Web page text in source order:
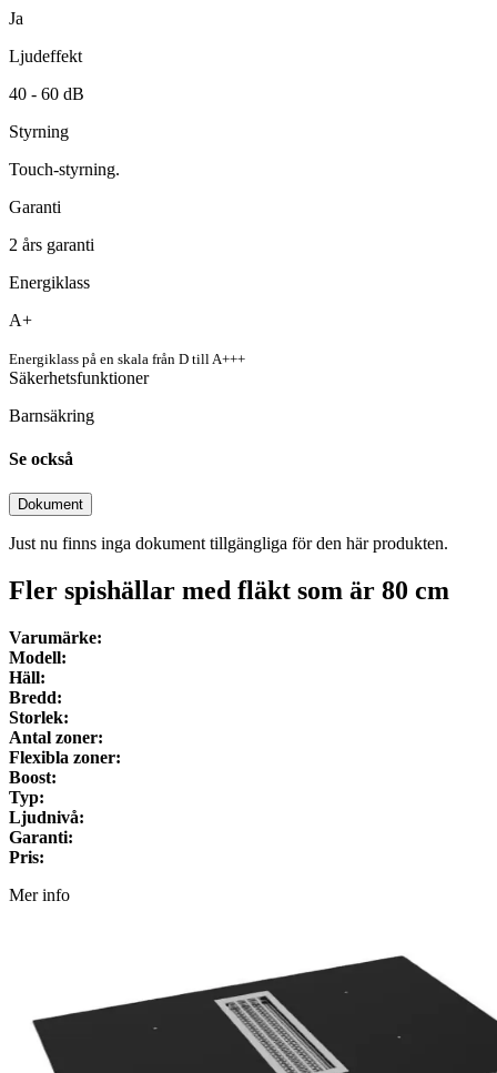
Ja
Ljudeffekt
40 - 60 dB
Styrning
Touch-styrning.
Garanti
2 års garanti
Energiklass
A+
Energiklass på en skala från D till A+++
Säkerhetsfunktioner
Barnsäkring
Se också
Dokument
Just nu finns inga dokument tillgängliga för den här produkten.
Fler spishällar med fläkt som är 80 cm
Varumärke:
Modell:
Häll:
Bredd:
Storlek:
Antal zoner:
Flexibla zoner:
Boost:
Typ:
Ljudnivå:
Garanti:
Pris:
Mer info